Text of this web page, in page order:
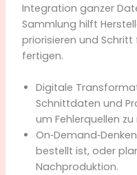
Integration ganzer
Sammlung hilft
priorisieren und
fertigen.
Digitale
Schnittdaten und
um Fehlerquellen
bestellt ist, oder
Nachproduktion.